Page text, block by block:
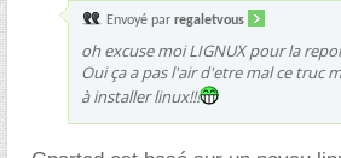
Envoyé par regaletvous
oh excuse moi LIGNUX pour la
Oui ça a pas l'air d'etre mal ce truc
à installer linux!!!